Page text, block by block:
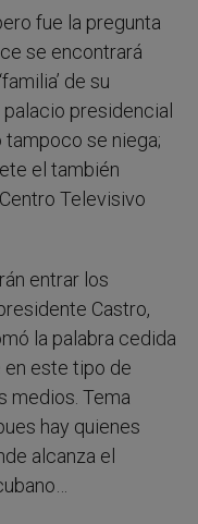
fue la pregunta
se encontrará
de su
presidencial
tampoco se niega;
el también
Televisivo
entrar los
Castro,
la palabra cedida
en este tipo de
medios. Tema
hay quienes
alcanza el